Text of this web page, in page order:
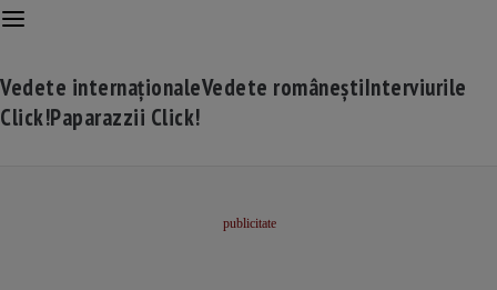
Vedete internaționaleVedete româneștiInterviurile
Click!Paparazzii Click!